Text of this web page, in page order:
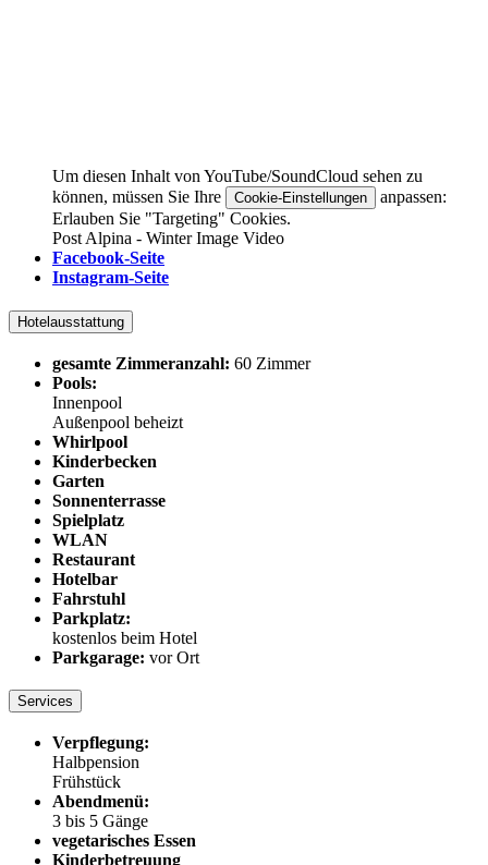
Um diesen Inhalt von YouTube/SoundCloud sehen zu
können, müssen Sie Ihre
Cookie-Einstellungen
anpassen:
Erlauben Sie "Targeting" Cookies.
Post Alpina - Winter Image Video
Facebook-Seite
Instagram-Seite
Hotelausstattung
gesamte Zimmeranzahl: 60 Zimmer
Pools:
Innenpool
Außenpool beheizt
Whirlpool
Kinderbecken
Garten
Sonnenterrasse
Spielplatz
WLAN
Restaurant
Hotelbar
Fahrstuhl
Parkplatz:
kostenlos beim Hotel
Parkgarage: vor Ort
Services
Verpflegung:
Halbpension
Frühstück
Abendmenü:
3 bis 5 Gänge
vegetarisches Essen
Kinderbetreuung